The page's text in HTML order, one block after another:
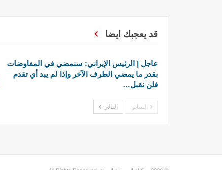
قد يعجبك ايضا
عاجل | الرئيس الإيراني: سنمضي في المفاوضات
بقدر ما يمضي الطرف الآخر وإذا لم يبد أي تقدم
فلن نقبل…
السابق التالي